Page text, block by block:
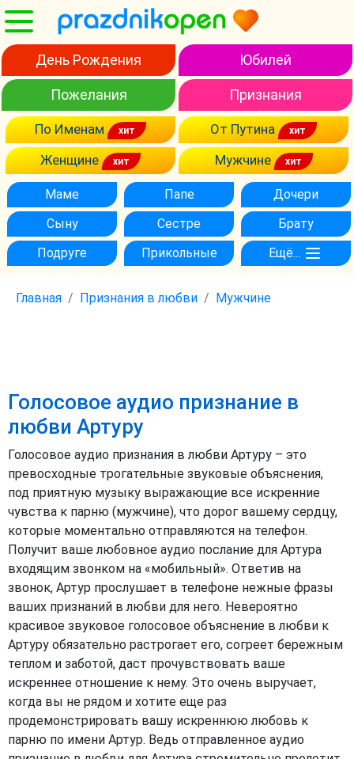
День Рождения Юбилей
Пожелания Признания
По Именам
От Путина
Женщине
Мужчине
Маме Папе
Дочери
Сыну
Сестре
Брату
Подруге
Прикольные Ещё...
Главная Признания в любви Мужчине
Голосовое аудио признание в
любви Артуру
Голосовое аудио признания в любви Артуру – это
превосходные трогательные звуковые объяснения,
под приятную музыку выражающие все искренние
чувства к парню (мужчине), что дорог вашему сердцу,
которые моментально отправляются на телефон.
Получит ваше любовное аудио послание для Артура
входящим звонком на «мобильный». Ответив на
звонок, Артур прослушает в телефоне нежные фразы
ваших признаний в любви для него. Невероятно
красивое звуковое голосовое объяснение в любви к
Артуру обязательно растрогает его, согреет бережным
теплом и заботой, даст прочувствовать ваше
искреннее отношение к нему. Это очень выручает,
когда вы не рядом и хотите еще раз
продемонстрировать вашу искреннюю любовь к
парню по имени Артур. Ведь отправленное аудио